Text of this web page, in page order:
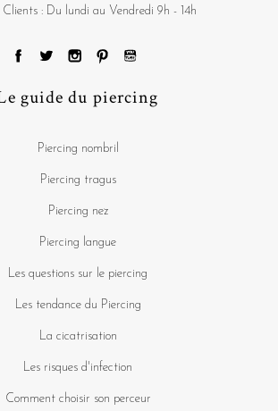
Clients : Du lundi au Vendredi 9h - 14h
guide du piercing
Piercing nombril
Piercing tragus
Piercing nez
Piercing langue
Les questions sur le piercing
Les tendance du Piercing
La cicatrisation
Les risques d'infection
Comment choisir son perceur